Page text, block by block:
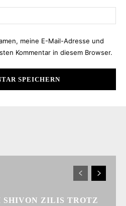
meine E-Mail-Adresse und
Kommentar in diesem Browser.
SHIVON ZILIS TROTZ